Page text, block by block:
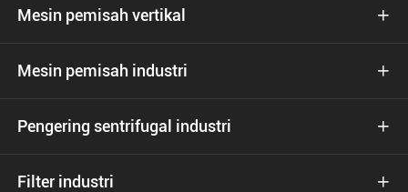
Mesin pemisah vertikal 
Mesin pemisah industri 
Pengering sentrifugal industri 
Filter industri 